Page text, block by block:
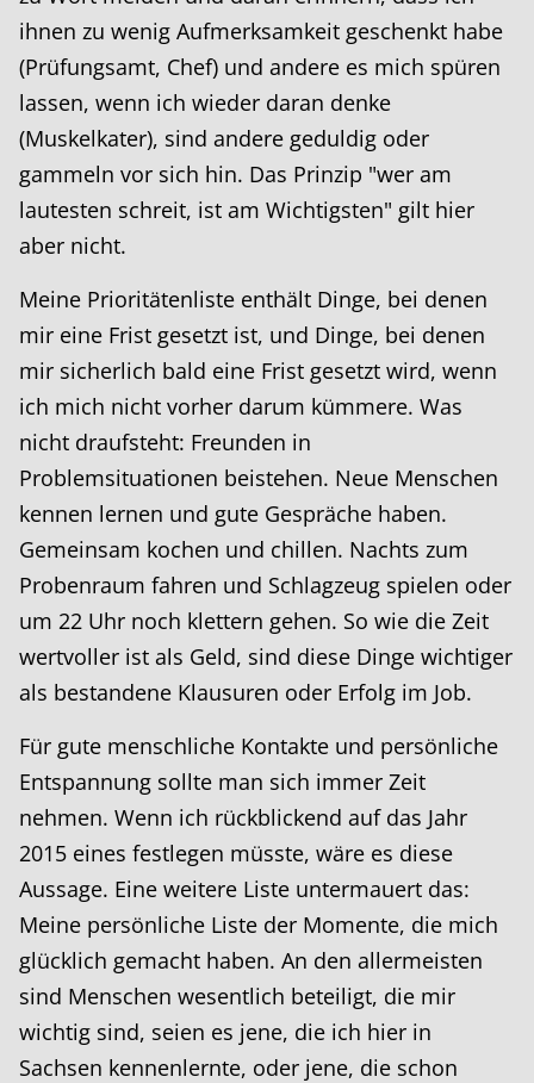
ihnen zu wenig Aufmerksamkeit geschenkt habe
(Prüfungsamt, Chef) und andere es mich spüren
lassen, wenn ich wieder daran denke
(Muskelkater), sind andere geduldig oder
gammeln vor sich hin. Das Prinzip "wer am
lautesten schreit, ist am Wichtigsten" gilt hier
aber nicht.
Meine Prioritätenliste enthält Dinge, bei denen
mir eine Frist gesetzt ist, und Dinge, bei denen
mir sicherlich bald eine Frist gesetzt wird, wenn
ich mich nicht vorher darum kümmere. Was
nicht draufsteht: Freunden in
Problemsituationen beistehen. Neue Menschen
kennen lernen und gute Gespräche haben.
Gemeinsam kochen und chillen. Nachts zum
Probenraum fahren und Schlagzeug spielen oder
um 22 Uhr noch klettern gehen. So wie die Zeit
wertvoller ist als Geld, sind diese Dinge wichtiger
als bestandene Klausuren oder Erfolg im Job.
Für gute menschliche Kontakte und persönliche
Entspannung sollte man sich immer Zeit
nehmen. Wenn ich rückblickend auf das Jahr
2015 eines festlegen müsste, wäre es diese
Aussage. Eine weitere Liste untermauert das:
Meine persönliche Liste der Momente, die mich
glücklich gemacht haben. An den allermeisten
sind Menschen wesentlich beteiligt, die mir
wichtig sind, seien es jene, die ich hier in
Sachsen kennenlernte, oder jene, die schon